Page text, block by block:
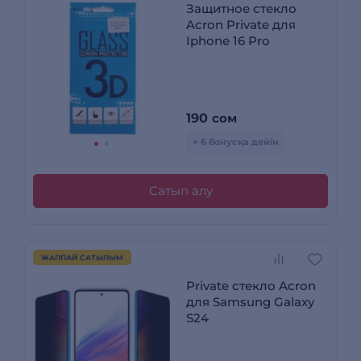
Защитное стекло
Acron Private для
Iphone 16 Pro
190 сом
+ 6 бонусқа дейін
Сатып алу
ЖАППАЙ САТЫЛЫМ
Private стекло Acron
для Samsung Galaxy
S24